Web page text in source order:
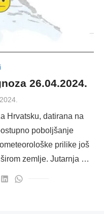
26.04.2024.
Hrvatsku, datirana na
poboljšanje
prilike još
zemlje. Jutarnja …